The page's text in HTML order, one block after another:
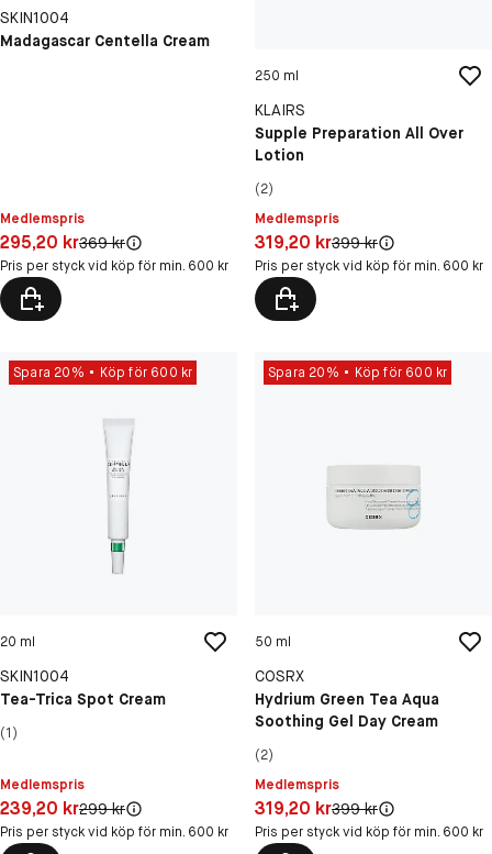
SKIN1004
Madagascar Centella Cream
Medlemspris
Pris: 295,20 kr
295,20 krOriginal pris:
369 kr
Pris per styck vid köp för min. 600 kr
250 ml
KLAIRS
Supple Preparation All Over
Lotion
(2)
Medlemspris
Pris: 319,20 kr
319,20 krOriginal pris:
399 kr
Pris per styck vid köp för min. 600 kr
Spara 20% Köp för 600 kr
20 ml
SKIN1004
Tea-Trica Spot Cream
(1)
Medlemspris
Pris: 239,20 kr
239,20 krOriginal pris:
299 kr
Pris per styck vid köp för min. 600 kr
Spara 20% Köp för 600 kr
50 ml
COSRX
Hydrium Green Tea Aqua
Soothing Gel Day Cream
(2)
Medlemspris
Pris: 319,20 kr
319,20 krOriginal pris:
399 kr
Pris per styck vid köp för min. 600 kr